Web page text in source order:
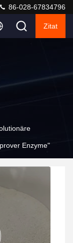
86-028-67834796
Zitat
Enzyme"